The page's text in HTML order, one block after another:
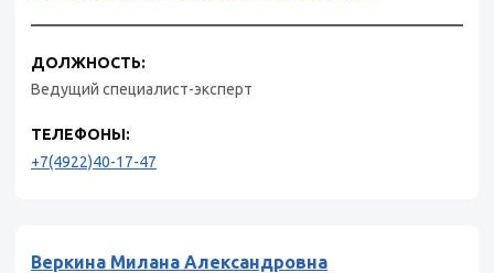
ДОЛЖНОСТЬ:
Ведущий специалист-эксперт
ТЕЛЕФОНЫ:
+7(4922)40-17-47
Веркина Милана Александровна